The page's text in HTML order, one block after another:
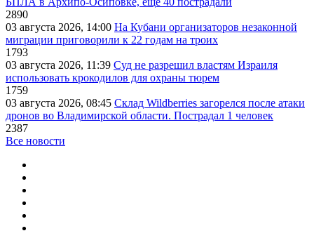
2890
03 августа 2026, 14:00 На Кубани организаторов незаконной
миграции приговорили к 22 годам на троих
1793
03 августа 2026, 11:39 Суд не разрешил властям Израиля
использовать крокодилов для охраны тюрем
1759
03 августа 2026, 08:45 Склад Wildberries загорелся после атаки
дронов во Владимирской области. Пострадал 1 человек
2387
Все новости